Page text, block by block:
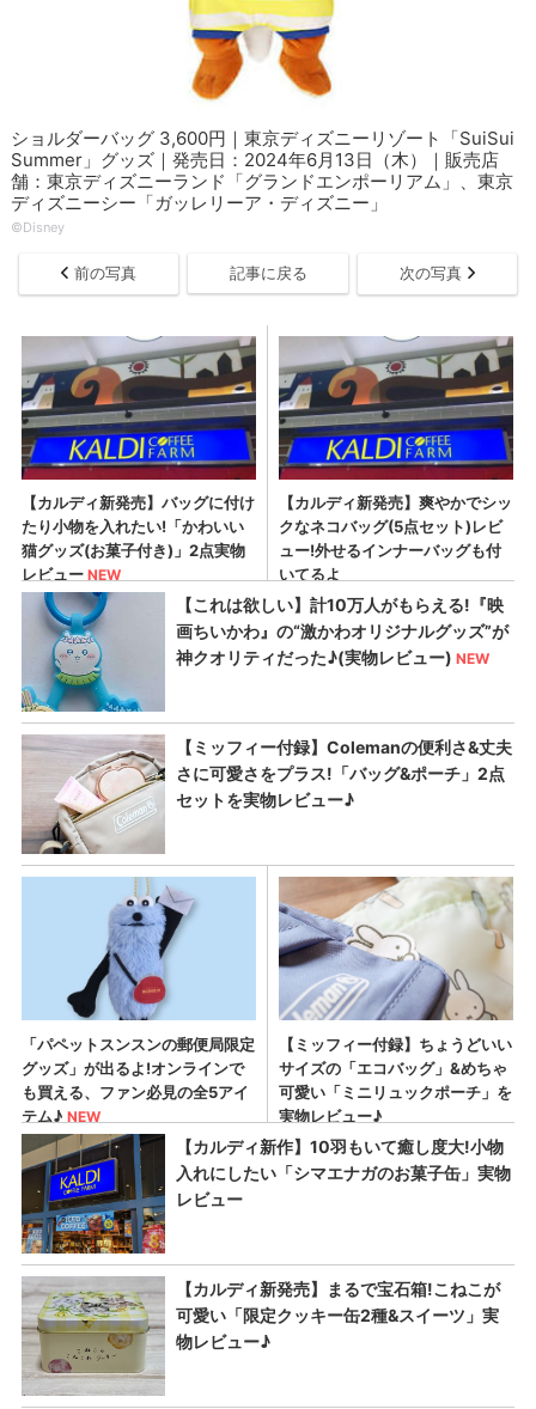
ショルダーバッグ 3,600円｜東京ディズニーリゾート「SuiSui
Summer」グッズ｜発売日：2024年6月13日（木）｜販売店
舗：東京ディズニーランド「グランドエンポーリアム」、東京
ディズニーシー「ガッレリーア・ディズニー」
©Disney
前の写真 記事に戻る 次の写真